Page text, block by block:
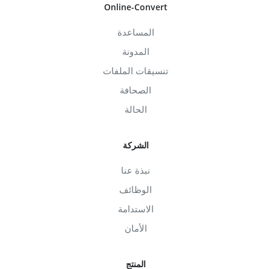
Online-Convert
المساعدة
المدونة
تنسيقات الملفات
الصحافة
الحالة
الشركة
نبذة عنا
الوظائف
الاستدامة
الأمان
المنتج